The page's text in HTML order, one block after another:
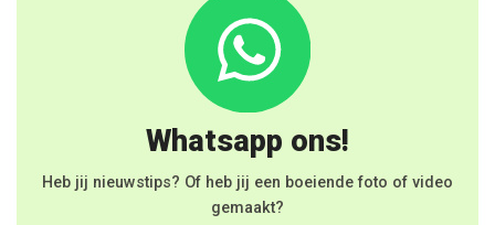
Whatsapp ons!
Heb jij nieuwstips? Of heb jij een boeiende foto of video
gemaakt?